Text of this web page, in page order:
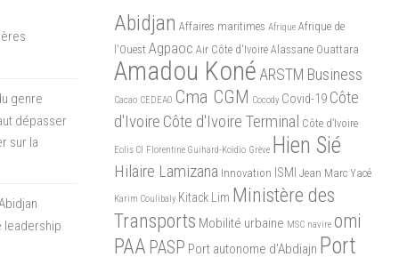
genre
dépasser
sur la
leadership
Abidjan Affaires maritimes Afrique Afrique de
l'Ouest Agpaoc Air Côte d'Ivoire Alassane Ouattara
Amadou Koné ARSTM Business
Cacao CEDEAO Cma CGM Cocody Covid-19 Côte
d'Ivoire Côte d'Ivoire Terminal Côte d’Ivoire
Eolis CI Florentine Guihard-Koidio Grève Hien Sié
Hilaire Lamizana Innovation ISMI Jean Marc Yacé
Karim Coulibaly Kitack Lim Ministère des
Transports Mobilité urbaine MSC navire omi
PAA PASP Port autonome d'Abdiajn Port